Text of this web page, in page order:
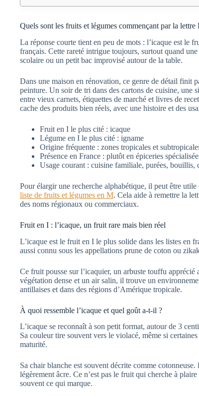
Quels sont les fruits et légumes commençant par la lettre
La réponse courte tient en peu de mots : l’icaque est le
français. Cette rareté intrigue toujours, surtout quand
scolaire ou un petit bac improvisé autour de la table.
Dans une maison en rénovation, ce genre de détail finit
peinture. Un soir de tri dans des cartons de cuisine, une
entre vieux carnets, étiquettes de marché et livres de
cache des produits bien réels, avec une histoire et des
Fruit en I le plus cité : icaque
Légume en I le plus cité : igname
Origine fréquente : zones tropicales et
Présence en France : plutôt en épiceries
Usage courant : cuisine familiale, purées, bouillis,
Pour élargir une recherche alphabétique, il peut être utile
liste de fruits et légumes en M. Cela aide à remettre la
des noms régionaux ou commerciaux.
Fruit en I : l’icaque, un fruit rare mais bien réel
L’icaque est le fruit en I le plus solide dans les listes en
aussi connu sous les appellations prune de coton ou
Ce fruit pousse sur l’icaquier, un arbuste touffu
végétation dense et un air salin, il trouve un
antillaises et dans des régions d’Amérique tropicale.
À quoi ressemble l’icaque et quel goût a-t-il ?
L’icaque se reconnaît à son petit format, autour de 3
Sa couleur tire souvent vers le violacé, même si
maturité.
Sa chair blanche est souvent décrite comme
légèrement âcre. Ce n’est pas le fruit qui cherche à
souvent ce qui marque.